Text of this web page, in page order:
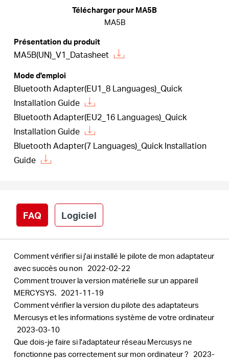
France
Français
Télécharger pour MA5B
MA5B
Présentation du produit
MA5B(UN)_V1_Datasheet
Mode d'emploi
Bluetooth Adapter(EU1_8 Languages)_Quick
Installation Guide
Bluetooth Adapter(EU2_16 Languages)_Quick
Installation Guide
Bluetooth Adapter(7 Languages)_Quick Installation
Guide
FAQ Logiciel
Comment vérifier si j'ai installé le pilote de mon adaptateur
avec succès ou non 2022-02-22
Comment trouver la version matérielle sur un appareil
MERCYSYS. 2021-11-19
Comment vérifier la version du pilote des adaptateurs
Mercusys et les informations système de votre ordinateur
2023-03-10
Que dois-je faire si l'adaptateur réseau Mercusys ne
fonctionne pas correctement sur mon ordinateur ? 2023-